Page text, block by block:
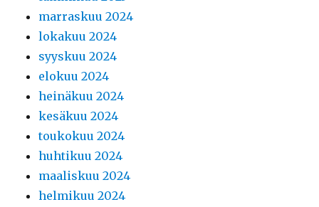
marraskuu 2024
lokakuu 2024
syyskuu 2024
elokuu 2024
heinäkuu 2024
kesäkuu 2024
toukokuu 2024
huhtikuu 2024
maaliskuu 2024
helmikuu 2024